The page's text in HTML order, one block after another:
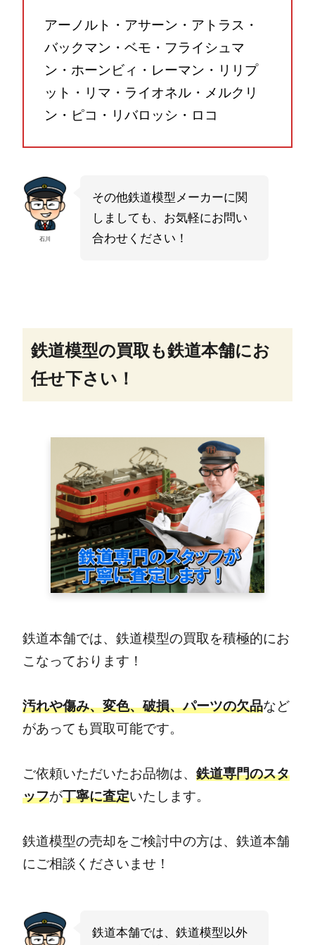
アーノルト・アサーン・アトラス・
バックマン・ベモ・フライシュマ
ン・ホーンビィ・レーマン・リリプ
ット・リマ・ライオネル・メルクリ
ン・ピコ・リバロッシ・ロコ
石川
その他鉄道模型メーカーに関
しましても、お気軽にお問い
合わせください！
鉄道模型の買取も鉄道本舗にお
任せ下さい！
鉄道本舗では、鉄道模型の買取を積極的にお
こなっております！
汚れや傷み、変色、破損、パーツの欠品など
があっても買取可能です。
ご依頼いただいたお品物は、 鉄道専門のスタ
ッフが丁寧に査定いたします。
鉄道模型の売却をご検討中の方は、鉄道本舗
にご相談くださいませ！
鉄道本舗では、鉄道模型以外